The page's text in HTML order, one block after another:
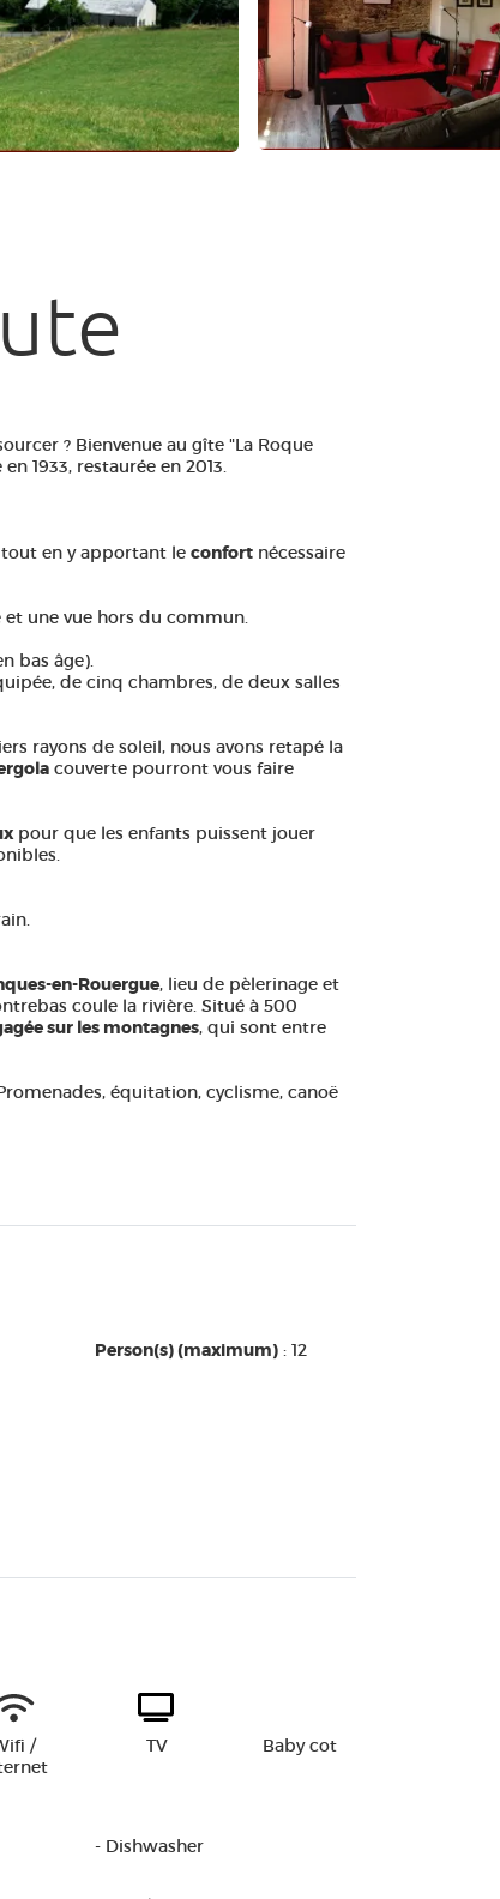
? Bienvenue au gîte "La Roque
1933, restaurée en 2013.
en y apportant le confort nécessaire
une vue hors du commun.
bas âge).
de cinq chambres, de deux salles
rayons de soleil, nous avons retapé la
couverte pourront vous faire
pour que les enfants puissent jouer
en-Rouergue, lieu de pèlerinage et
coule la rivière. Situé à 500
sur les montagnes, qui sont entre
équitation, cyclisme, canoë
Person(s) (maximum) : 12
/
TV Baby cot
- Dishwasher